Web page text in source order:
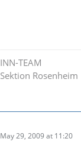
INN-TEAM
Sektion Rosenheim
May 29, 2009 at 11:20